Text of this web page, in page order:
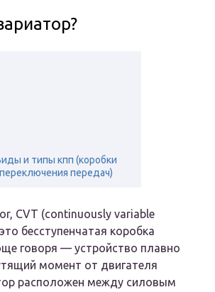
и типы кпп (коробки
переключения передач)
CVT (continuously variable
бесступенчатая коробка
говоря — устройство плавно
момент от двигателя
расположен между силовым